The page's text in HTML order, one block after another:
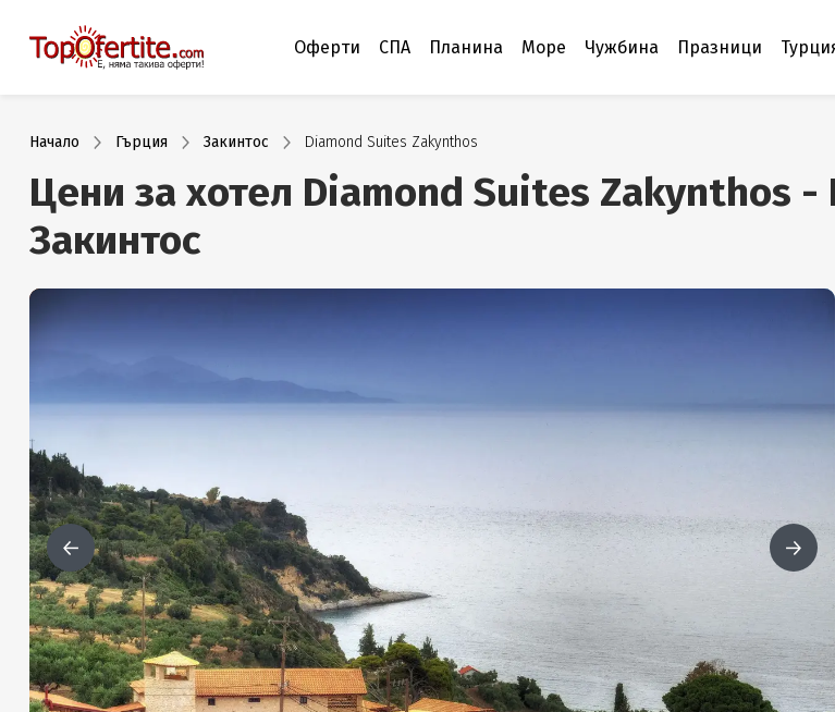
Оферти СПА Планина Море Чужбина Празници
Начало Гърция Закинтос Diamond Suites Zakynthos
Цени за хотел Diamond Suites Zakynthos -
Закинтос